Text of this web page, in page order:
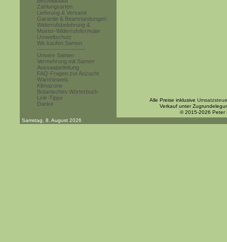
Zahlungsarten
Lieferung & Versand
Garantie & Beanstandungen
Widerrufsbelehrung &
Muster-Widerrufsformular
Umweltschutz
Wir kaufen Samen
------------------------
Unsere Samen
Vermehrung mit Samen
Aussaatanleitung
FAQ-Fragen zur Anzucht
Warnhinweis
Klimazone
Botanisches Wörterbuch
Link-Tipps
Danke
Alle Preise inklusive
Verkauf unter
© 2015-2026 Peter
Samstag, 8. August 2026